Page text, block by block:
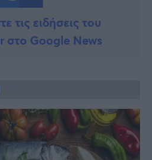
τις ειδήσεις του
στο Google News